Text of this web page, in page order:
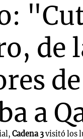
de
de
a
Cadena 3visitó los